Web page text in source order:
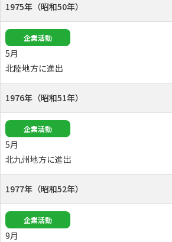
1975年（昭和50年）
企業活動
5月
北陸地方に進出
1976年（昭和51年）
企業活動
5月
北九州地方に進出
1977年（昭和52年）
企業活動
9月